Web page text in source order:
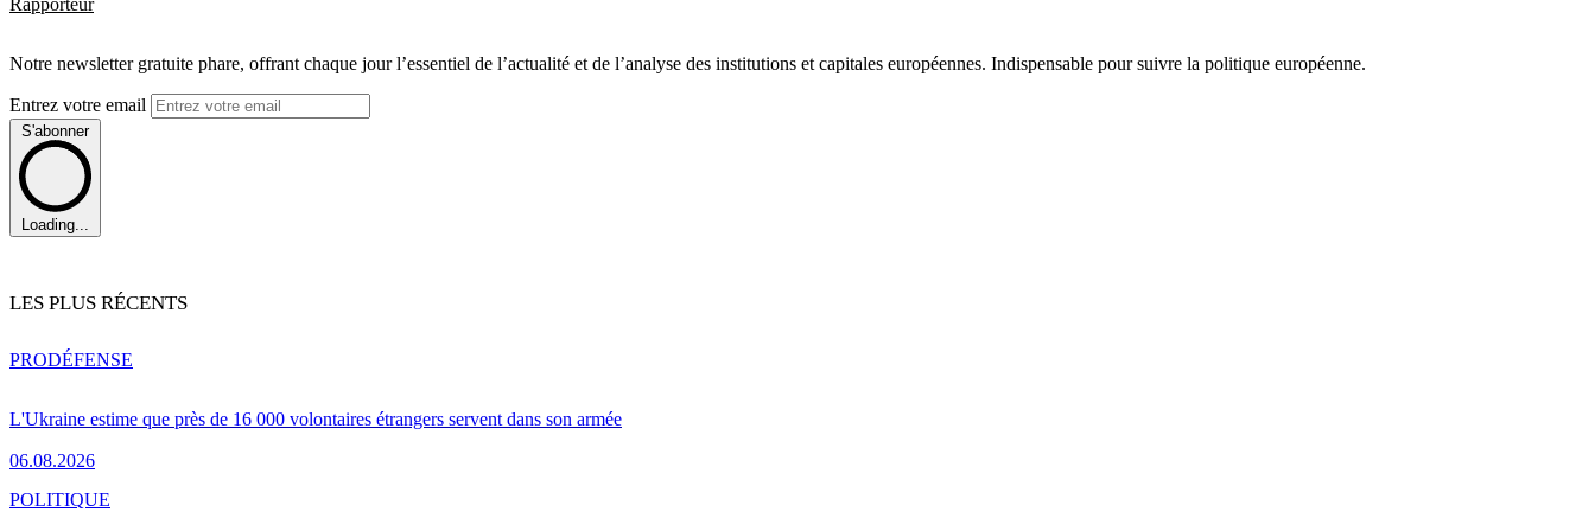
Notre newsletter gratuite phare, offrant chaque jour l’essentiel de l’actualité et de l’analyse des institutions et capitales européennes. Indispensable pour suivre la politique européenne.
Entrez votre email
S'abonner
Loading...
LES PLUS RÉCENTS
L'Ukraine estime que près de 16 000 volontaires étrangers servent dans son armée
06.08.2026
PRODÉFENSE
POLITIQUE